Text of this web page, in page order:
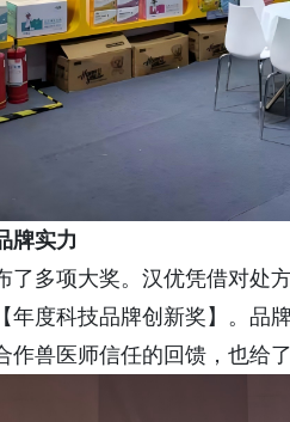
牌实力
了多项大奖。汉优凭借对处
年度科技品牌创新奖】。品
作兽医师信任的回馈，也给